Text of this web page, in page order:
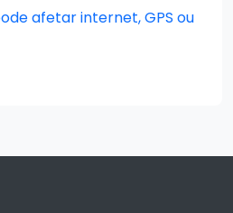
afetar internet, GPS ou